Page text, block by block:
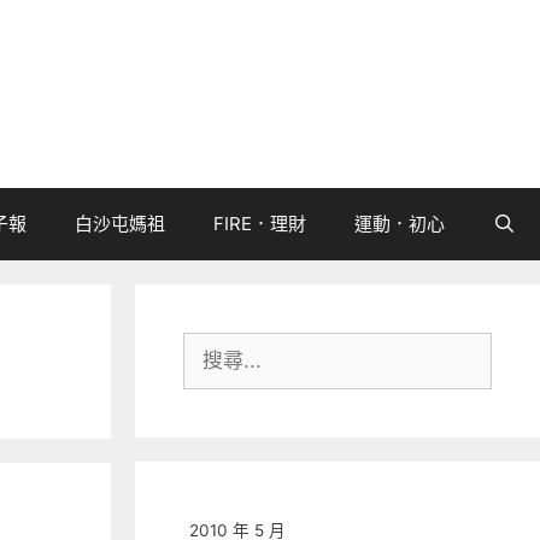
報 白沙屯媽祖 FIRE．理財 運動．初心
尋:
2010 年 5 月